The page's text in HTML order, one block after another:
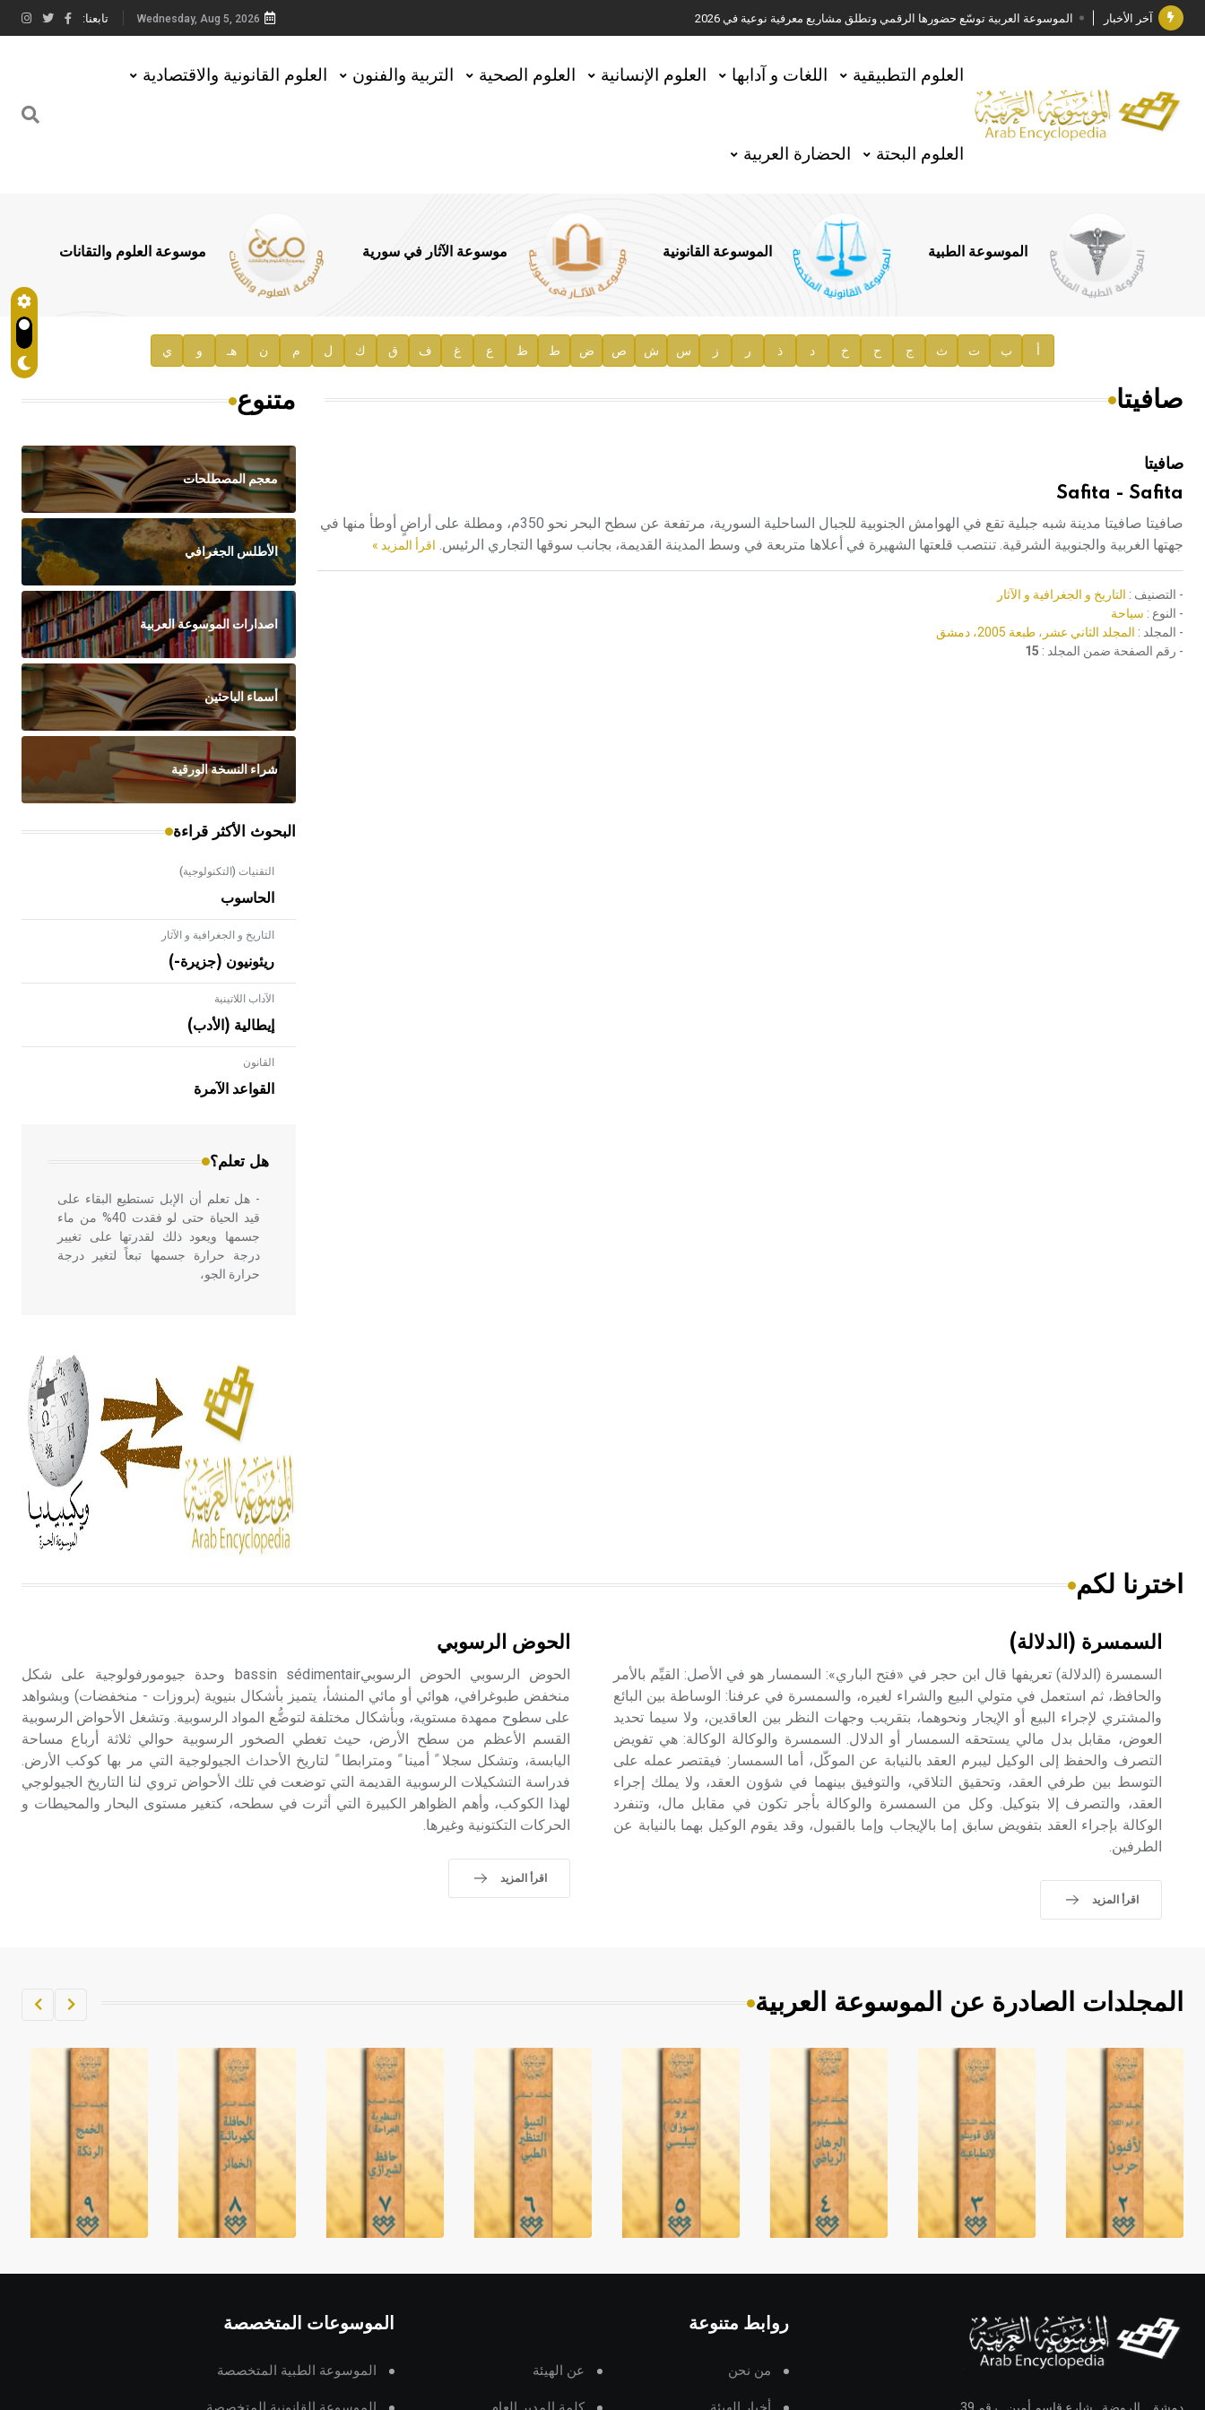
آخر الأخبار الموسوعة العربية توسّع حضورها الرقمي وتطلق مشاريع معرفية نوعية في 2026
جائزة مجمع الملك سلمان العالمي للغة العربية 2025
الأستاذ إياد خالد الطباع مدير عام لهيئة الموسوعة العربية
السيد محمد ياسين صالح وزيرا للثقافة
توصيات مجلس الإدارة
صدور المجلد السابع من موسوعة الآثار في سورية
إعلان..
Wednesday, Aug 5, 2026 تابعنا:
العلوم التطبيقية اللغات و آدابها العلوم الإنسانية العلوم الصحية التربية والفنون العلوم القانونية والاقتصادية
العلوم البحتة الحضارة العربية
الموسوعة الطبية الموسوعة القانونية موسوعة الآثار في سورية موسوعة العلوم والتقانات
أ ب ت ث ج ح خ د ذ ر ز س ش ص ض ط ظ ع غ ف ق ك ل م ن هـ و ي
صافيتا
صافيتا
Safita - Safita
صافيتا صافيتا مدينة شبه جبلية تقع في الهوامش الجنوبية للجبال الساحلية السورية، مرتفعة عن سطح البحر نحو 350م، ومطلة على أراضٍ أوطأ منها في
جهتها الغربية والجنوبية الشرقية. تنتصب قلعتها الشهيرة في أعلاها متربعة في وسط المدينة القديمة، بجانب سوقها التجاري الرئيس. اقرأ المزيد »
- التصنيف : التاريخ و الجغرافية و الآثار
- النوع : سياحة
- المجلد : المجلد الثاني عشر، طبعة 2005، دمشق
- رقم الصفحة ضمن المجلد : 15
متنوع
معجم المصطلحات
الأطلس الجغرافي
اصدارات الموسوعة العربية
أسماء الباحثين
شراء النسخة الورقية
البحوث الأكثر قراءة
التقنيات (التكنولوجية)
الحاسوب
التاريخ و الجغرافية و الآثار
ريئونيون (جزيرة-)
الآداب اللاتينية
إيطالية (الأدب)
القانون
القواعد الآمرة
هل تعلم؟
- هل تعلم أن الأبلق نوع من الفنون
الهندسية التي ارتبطت بالعمارة الإسلامية
في بلاد الشام ومصر خاصة، حيث يحرص
- هل تعلم أن الإبل تستطيع البقاء على
قيد الحياة حتى لو فقدت 40% من ماء
جسمها ويعود ذلك لقدرتها على تغيير
درجة حرارة جسمها تبعاً لتغير درجة
حرارة الجو،
أربعة مؤلفات هي: الحكم، الأدلة، تنظيم
التغذية، ورسالته في جروح الرأس.
ويعود له الفضل بأنه حرر الطب من
الدين والفلسفة.
- هل تعلم أن المرجان إفراز حيواني
يتكون في البحر ويتركب من مادة
كربونات الكلسيوم، وهو أحمر أو شديد
الحمرة وهو أجود أنواعه، ويمتاز بكبر
الحجم ويسمى الش
الإنكليزية أب
- هل تعلم أن أبجر Abgar اسم معروف
جيداً يعود إلى عدد من الملوك الذين
حكموا مدينة إديسا (الرها) من أبجر الأول
وحتى التاسع، وهم ينتسبون إلى أسرة
أوسروين
اخترنا لكم
السمسرة (الدلالة)
السمسرة (الدلالة) تعريفها قال ابن حجر في «فتح الباري»: السمسار هو في الأصل: القيِّم بالأمر
والحافظ، ثم استعمل في متولي البيع والشراء لغيره، والسمسرة في عرفنا: الوساطة بين البائع
والمشتري لإجراء البيع أو الإيجار ونحوهما، بتقريب وجهات النظر بين العاقدين، ولا سيما تحديد
العوض، مقابل بدل مالي يستحقه السمسار أو الدلال. السمسرة والوكالة الوكالة: هي تفويض
التصرف والحفظ إلى الوكيل ليبرم العقد بالنيابة عن الموكّل، أما السمسار: فيقتصر عمله على
التوسط بين طرفي العقد، وتحقيق التلاقي، والتوفيق بينهما في شؤون العقد، ولا يملك إجراء
العقد، والتصرف إلا بتوكيل. وكل من السمسرة والوكالة بأجر تكون في مقابل مال، وتنفرد
الوكالة بإجراء العقد بتفويض سابق إما بالإيجاب وإما بالقبول، وقد يقوم الوكيل بهما بالنيابة عن
الطرفين.
اقرأ المزيد
الحوض الرسوبي
الحوض الرسوبي الحوض الرسوبيbassin sédimentair وحدة جيومورفولوجية على شكل
منخفض طبوغرافي، هوائي أو مائي المنشأ، يتميز بأشكال بنيوية (بروزات - منخفضات) وبشواهد
على سطوح ممهدة مستوية، وبأشكال مختلفة لتوضُّع المواد الرسوبية. وتشغل الأحواض الرسوبية
القسم الأعظم من سطح الأرض، حيث تغطي الصخور الرسوبية حوالي ثلاثة أرباع مساحة
اليابسة، وتشكل سجلا ً أمينا ً ومترابطا ً لتاريخ الأحداث الجيولوجية التي مر بها كوكب الأرض.
فدراسة التشكيلات الرسوبية القديمة التي توضعت في تلك الأحواض تروي لنا التاريخ الجيولوجي
لهذا الكوكب، وأهم الظواهر الكبيرة التي أثرت في سطحه، كتغير مستوى البحار والمحيطات و
الحركات التكتونية وغيرها.
اقرأ المزيد
المجلدات الصادرة عن الموسوعة العربية
روابط متنوعة
من نحن عن الهيئة
الموسوعات المتخصصة
الموسوعة الطبية المتخصصة